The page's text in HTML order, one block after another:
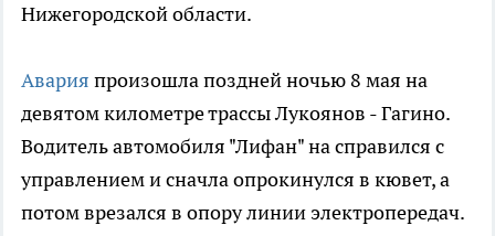
Нижегородской области.
Авария произошла поздней ночью 8 мая на
девятом километре трассы Лукоянов - Гагино.
Водитель автомобиля "Лифан" на справился с
управлением и сначла опрокинулся в кювет, а
потом врезался в опору линии электропередач.